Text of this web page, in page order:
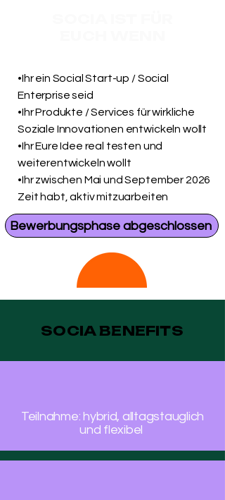
•Ihr ein Social Start-up / Social
Enterprise seid
•Ihr Produkte / Services für wirkliche
Soziale Innovationen entwickeln wollt
•Ihr Eure Idee real testen und
weiterentwickeln wollt
•Ihr zwischen Mai und September 2026
Zeit habt, aktiv mitzuarbeiten
Bewerbungsphase abgeschlossen
SOCIA BENEFITS
Teilnahme: hybrid, alltagstauglich
und flexibel